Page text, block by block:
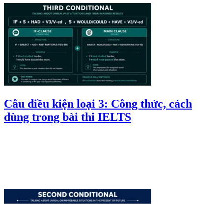
Câu điều kiện loại 3: Công thức, cách
dùng trong bài thi IELTS